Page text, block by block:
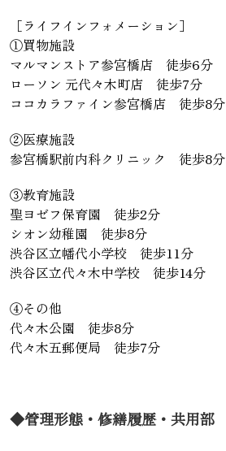
［ライフインフォメーション］
①買物施設
マルマンストア参宮橋店 徒歩6分
ローソン 元代々木町店 徒歩7分
ココカラファイン参宮橋店 徒歩8分
②医療施設
参宮橋駅前内科クリニック 徒歩8分
③教育施設
聖ヨゼフ保育園 徒歩2分
シオン幼稚園 徒歩8分
渋谷区立幡代小学校 徒歩11分
渋谷区立代々木中学校 徒歩14分
④その他
代々木公園 徒歩8分
代々木五郵便局 徒歩7分
◆管理形態・修繕履歴・共用部